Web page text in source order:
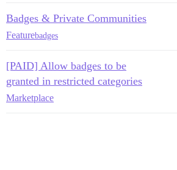
Badges & Private Communities
Featurebadges
[PAID] Allow badges to be
granted in restricted categories
Marketplace